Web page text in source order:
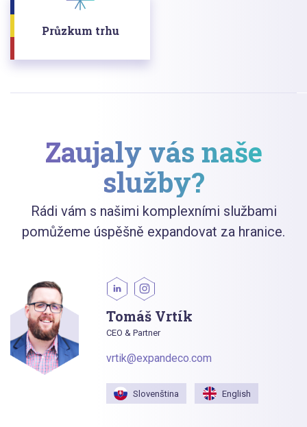
Průzkum trhu
Zaujaly vás naše
služby?
Rádi vám s našimi komplexními službami
pomůžeme úspěšně expandovat za hranice.
Tomáš Vrtík
CEO & Partner
vrtik@expandeco.com
Slovenština English